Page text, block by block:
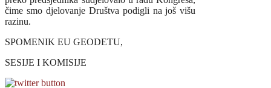
čime smo djelovanje Društva podigli na još višu
razinu.
SPOMENIK EU GEODETU,
SESIJE I KOMISIJE